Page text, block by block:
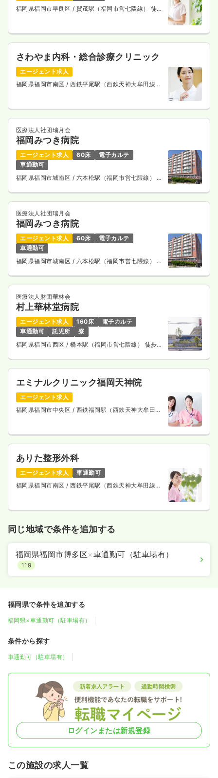
福岡県福岡市早良区 / 賀茂駅（福岡市営七隈線） 徒歩
さわやま内科・総合診療クリニック
エージェント求人
福岡県福岡市南区/ 西鉄平尾駅（西鉄天神大牟田線）
医療法人社団瑞月会
福岡みつき病院
エージェント求人 60床
電子カルテ
車通勤可
福岡県福岡市城南区 / 六本松駅（福岡市営七隈線） 徒
医療法人社団瑞月会
福岡みつき病院
エージェント求人 60床
電子カルテ
車通勤可
福岡県福岡市城南区 / 六本松駅（福岡市営七隈線） 徒
医療法人財団華林会
村上華林堂病院
エージェント求人 160床
電子カルテ
車通勤可
託児所
寮
福岡県福岡市西区 / 橋本駅（福岡市営七隈線） 徒歩
エミナルクリニック福岡天神院
エージェント求人
福岡県福岡市中央区 / 西鉄福岡駅（西鉄天神大牟田
ありた整形外科
エージェント求人
車通勤可
福岡県福岡市南区/ 西鉄平尾駅（西鉄天神大牟田線）
同じ地域で条件を追加する
福岡県福岡市博多区×車通勤可（駐車場有）
119
福岡県で条件を追加する
福岡県×車通勤可（駐車場有）
条件から探す
車通勤可（駐車場有）
ログインまたは新規登録
この施設の求人一覧